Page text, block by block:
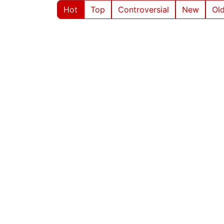
Hot Top Controversial New Old